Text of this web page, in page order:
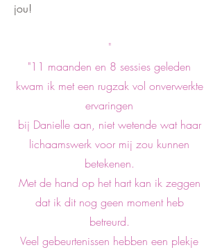
jou!
"
"11 maanden en 8 sessies geleden
kwam ik met een rugzak vol onverwerkte
ervaringen
bij Danielle aan, niet wetende wat haar
lichaamswerk voor mij zou kunnen
betekenen.
Met de hand op het hart kan ik zeggen
dat ik dit nog geen moment heb
betreurd.
Veel gebeurtenissen hebben een plekje